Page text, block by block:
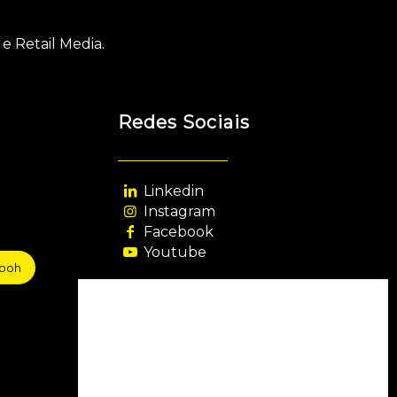
Retail Media.
Redes Sociais
Linkedin
Instagram
Facebook
Youtube